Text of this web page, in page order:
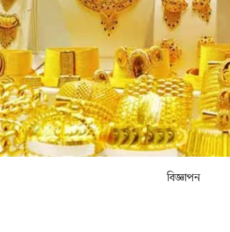
বিজ্ঞাপন